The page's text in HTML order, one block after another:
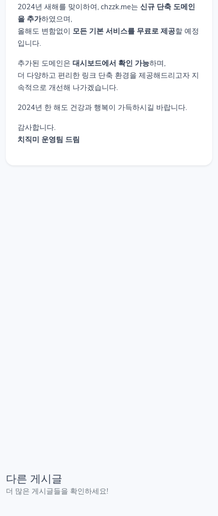
2024년 새해를 맞이하여, chzzk.me는 신규 단축 도메인
을 추가하였으며,
올해도 변함없이 모든 기본 서비스를 무료로 제공할 예정
입니다.
추가된 도메인은 대시보드에서 확인 가능하며,
더 다양하고 편리한 링크 단축 환경을 제공해드리고자 지
속적으로 개선해 나가겠습니다.
2024년 한 해도 건강과 행복이 가득하시길 바랍니다.
감사합니다.
치직미 운영팀 드림
다른 게시글
더 많은 게시글들을 확인하세요!